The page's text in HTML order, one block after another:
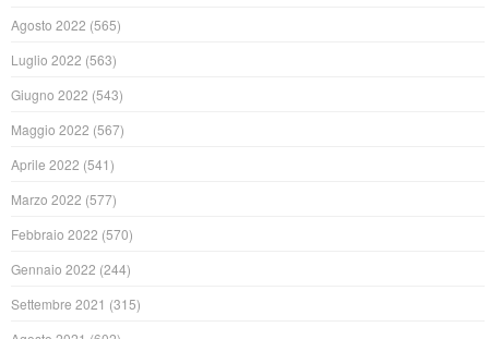
Agosto 2022 (565)
Luglio 2022 (563)
Giugno 2022 (543)
Maggio 2022 (567)
Aprile 2022 (541)
Marzo 2022 (577)
Febbraio 2022 (570)
Gennaio 2022 (244)
Settembre 2021 (315)